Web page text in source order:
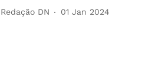
Redação DN 01 Jan 2024